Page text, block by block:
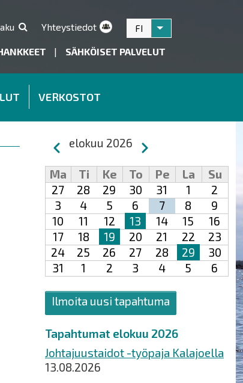
Yhteystiedot FI Listaa lisätoiminnot
| SÄHKÖISET PALVELUT
VERKOSTOT
Sivutus
Edellinen
elokuu 2026
Seuraava
Ma
Ti Ke To Pe La
Su
27
28 29 30 31 1
2
3
4 5 6 7 8
9
10
11 12 13 14 15
16
17
18 19 20 21 22
23
24
25 26 27 28 29
30
31
1 2 3 4 5 6
Ilmoita uusi tapahtuma
Tapahtumat elokuu 2026
Johtajuustaidot -työpaja Kalajoella
13.08.2026